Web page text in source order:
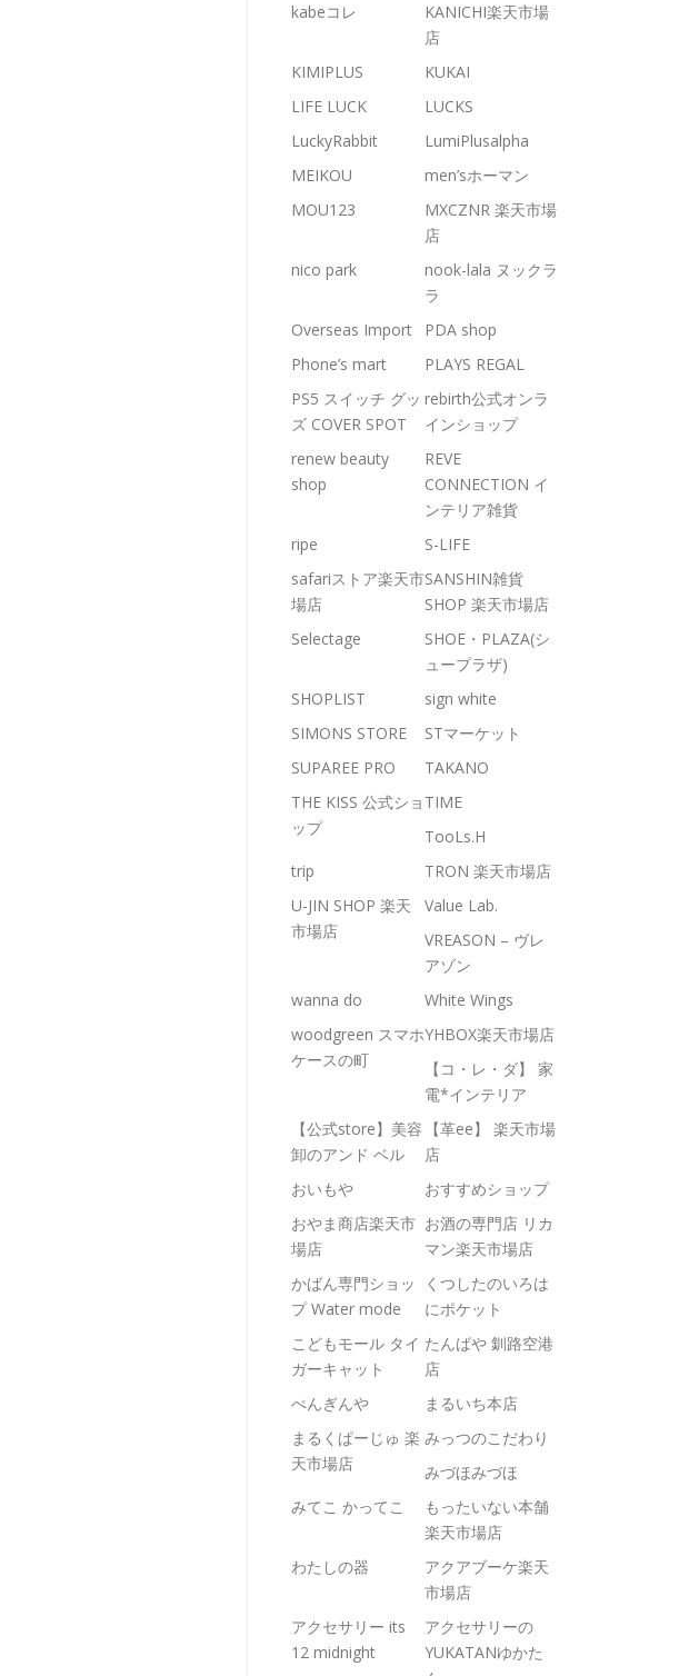
kabeコレ
KANICHI楽天市場
店
KIMIPLUS
KUKAI
LIFE LUCK
LUCKS
LuckyRabbit
LumiPlusalpha
MEIKOU
men’sホーマン
MOU123
MXCZNR 楽天市場
店
nico park
nook-lala ヌックラ
ラ
Overseas Import
PDA shop
Phone’s mart
PLAYS REGAL
PS5 スイッチ グッ
ズ COVER SPOT
rebirth公式オンラ
インショップ
renew beauty
shop
REVE
CONNECTION イ
ンテリア雑貨
ripe
S-LIFE
safariストア楽天市
場店
SANSHIN雑貨
SHOP 楽天市場店
Selectage
SHOE・PLAZA(シ
ュープラザ)
SHOPLIST
sign white
SIMONS STORE
STマーケット
SUPAREE PRO
TAKANO
THE KISS 公式ショ
ップ
TIME
TooLs.H
trip
TRON 楽天市場店
U-JIN SHOP 楽天
市場店
Value Lab.
VREASON – ヴレ
アゾン
wanna do
White Wings
woodgreen スマホ
ケースの町
YHBOX楽天市場店
【コ・レ・ダ】 家
電*インテリア
【公式store】美容
卸のアンド ベル
【革ee】 楽天市場
店
おいもや
おすすめショップ
おやま商店楽天市
場店
お酒の専門店 リカ
マン楽天市場店
かばん専門ショッ
プ Water mode
くつしたのいろは
にポケット
こどもモール タイ
ガーキャット
たんばや 釧路空港
店
ぺんぎんや
まるいち本店
まるくぱーじゅ 楽
天市場店
みっつのこだわり
みづほみづほ
みてこ かってこ
もったいない本舗
楽天市場店
わたしの器
アクアブーケ楽天
市場店
アクセサリー its
12 midnight
アクセサリーの
YUKATANゆかた